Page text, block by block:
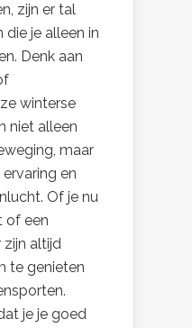
zijn er tal
je alleen in
Denk aan
winterse
niet alleen
maar
en
Of je nu
of een
zijn altijd
te genieten
je je goed